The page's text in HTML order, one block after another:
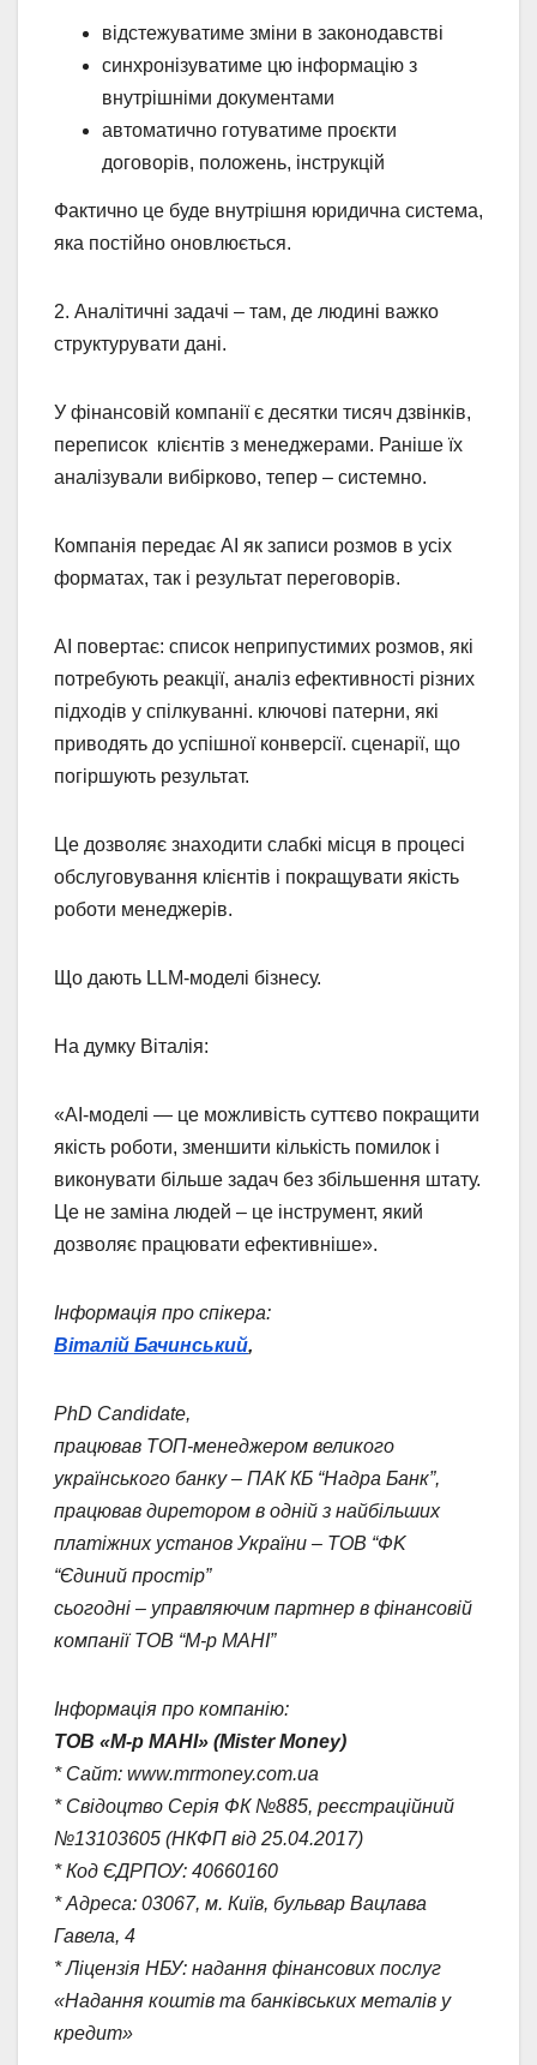
відстежуватиме зміни в законодавстві
синхронізуватиме цю інформацію з
внутрішніми документами
автоматично готуватиме проєкти
договорів, положень, інструкцій
Фактично це буде внутрішня юридична система,
яка постійно оновлюється.
2. Аналітичні задачі – там, де людині важко
структурувати дані.
У фінансовій компанії є десятки тисяч дзвінків,
переписок клієнтів з менеджерами. Раніше їх
аналізували вибірково, тепер – системно.
Компанія передає AI як записи розмов в усіх
форматах, так і результат переговорів.
AI повертає: список неприпустимих розмов, які
потребують реакції, аналіз ефективності різних
підходів у спілкуванні. ключові патерни, які
приводять до успішної конверсії. сценарії, що
погіршують результат.
Це дозволяє знаходити слабкі місця в процесі
обслуговування клієнтів і покращувати якість
роботи менеджерів.
Що дають LLM-моделі бізнесу.
На думку Віталія:
«AI-моделі — це можливість суттєво покращити
якість роботи, зменшити кількість помилок і
виконувати більше задач без збільшення штату.
Це не заміна людей – це інструмент, який
дозволяє працювати ефективніше».
Інформація про спікера:
Віталій Бачинський,
PhD Candidate,
працював ТОП-менеджером великого
українського банку – ПАК КБ “Надра Банк”,
працював диретором в одній з найбільших
платіжних установ України – ТОВ “ФK
“Єдиний простір”
сьогодні – управляючим партнер в фінансовій
компанії ТОВ “М-р МАНІ”
Інформація про компанію:
ТОВ «М-р МАНІ» (Mister Money)
* Сайт: www.mrmoney.com.ua
* Свідоцтво Серія ФК №885, реєстраційний
№13103605 (НКФП від 25.04.2017)
* Код ЄДРПОУ: 40660160
* Адреса: 03067, м. Київ, бульвар Вацлава
Гавела, 4
* Ліцензія НБУ: надання фінансових послуг
«Надання коштів та банківських металів у
кредит»